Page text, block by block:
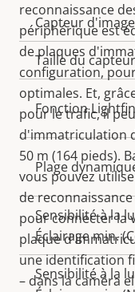
reconnaissance
périphérique est
de plaques
configuration,
optimales. Et,
pour le trafic, il
d'immatriculation
50 m (164 pieds).
vous pouvez
de
pour connecter la
plaque
une identification
– dans la caméra
Description
de la
propriété
Capteur d'image
Taille du
Fonction
Plage
Sensibilité à la
Éclairage min.
Sensibilité à la